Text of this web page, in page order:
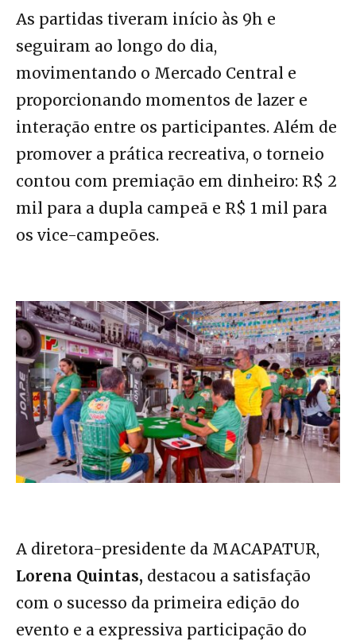
As partidas tiveram início às 9h e
seguiram ao longo do dia,
movimentando o Mercado Central e
proporcionando momentos de lazer e
interação entre os participantes. Além de
promover a prática recreativa, o torneio
contou com premiação em dinheiro: R$ 2
mil para a dupla campeã e R$ 1 mil para
os vice-campeões.
A diretora-presidente da MACAPATUR,
Lorena Quintas, destacou a satisfação
com o sucesso da primeira edição do
evento e a expressiva participação do